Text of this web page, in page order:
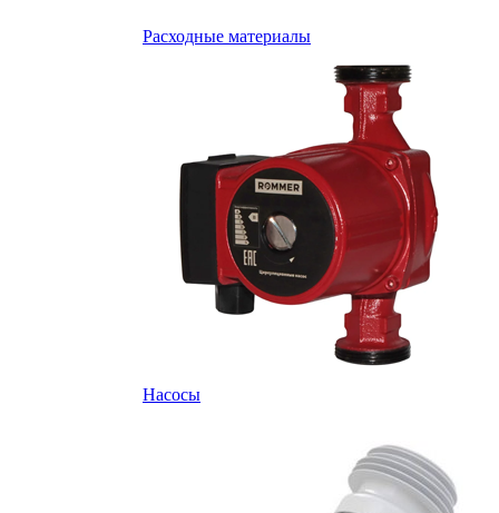
Расходные материалы
Насосы